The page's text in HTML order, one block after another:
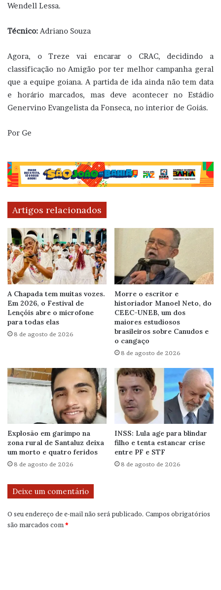
Wendell Lessa.
Técnico: Adriano Souza
Agora, o Treze vai encarar o CRAC, decidindo a
classificação no Amigão por ter melhor campanha geral
que a equipe goiana. A partida de ida ainda não tem data
e horário marcados, mas deve acontecer no Estádio
Genervino Evangelista da Fonseca, no interior de Goiás.
Por Ge
Artigos relacionados
A Chapada tem muitas vozes.
Em 2026, o Festival de
Lençóis abre o microfone
para todas elas
8 de agosto de 2026
Morre o escritor e
historiador Manoel Neto, do
CEEC-UNEB, um dos
maiores estudiosos
brasileiros sobre Canudos e
o cangaço
8 de agosto de 2026
Explosão em garimpo na
zona rural de Santaluz deixa
um morto e quatro feridos
8 de agosto de 2026
INSS: Lula age para blindar
filho e tenta estancar crise
entre PF e STF
8 de agosto de 2026
Deixe um comentário
O seu endereço de e-mail não será publicado. Campos obrigatórios
são marcados com *